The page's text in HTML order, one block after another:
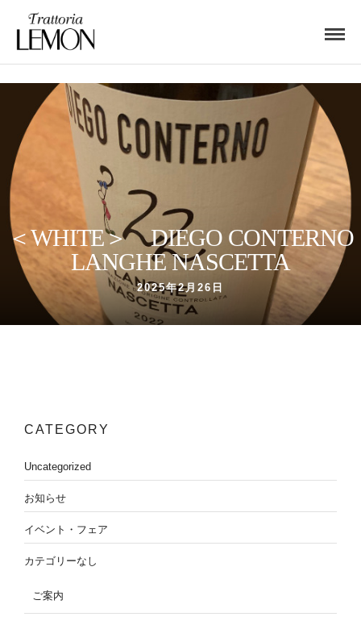
＜WHITE＞ DIEGO CONTERNO
LANGHE NASCETTA
2025年2月26日
CATEGORY
Uncategorized
お知らせ
イベント・フェア
カテゴリーなし
ご案内